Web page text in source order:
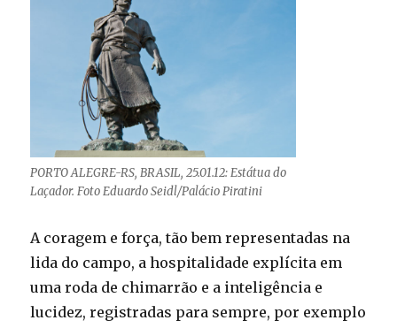
PORTO ALEGRE-RS, BRASIL, 25.01.12: Estátua do
Laçador. Foto Eduardo Seidl/Palácio Piratini
A coragem e força, tão bem representadas na
lida do campo, a hospitalidade explícita em
uma roda de chimarrão e a inteligência e
lucidez, registradas para sempre, por exemplo